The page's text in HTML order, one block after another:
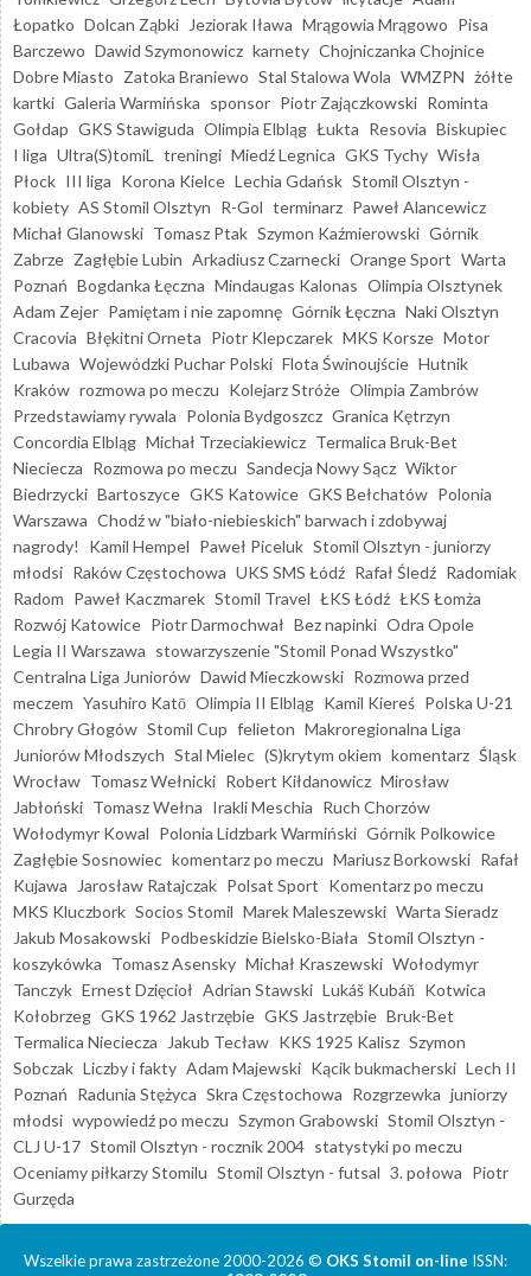
Łopatko Dolcan Ząbki Jeziorak Iława Mrągowia Mrągowo Pisa
Barczewo Dawid Szymonowicz karnety Chojniczanka Chojnice
Dobre Miasto Zatoka Braniewo Stal Stalowa Wola WMZPN żółte
kartki Galeria Warmińska sponsor Piotr Zajączkowski Rominta
Gołdap GKS Stawiguda Olimpia Elbląg Łukta Resovia Biskupiec
I liga Ultra(S)tomiL treningi Miedź Legnica GKS Tychy Wisła
Płock III liga Korona Kielce Lechia Gdańsk Stomil Olsztyn -
kobiety AS Stomil Olsztyn R-Gol terminarz Paweł Alancewicz
Michał Glanowski Tomasz Ptak Szymon Kaźmierowski Górnik
Zabrze Zagłębie Lubin Arkadiusz Czarnecki Orange Sport Warta
Poznań Bogdanka Łęczna Mindaugas Kalonas Olimpia Olsztynek
Adam Zejer Pamiętam i nie zapomnę Górnik Łęczna Naki Olsztyn
Cracovia Błękitni Orneta Piotr Klepczarek MKS Korsze Motor
Lubawa Wojewódzki Puchar Polski Flota Świnoujście Hutnik
Kraków rozmowa po meczu Kolejarz Stróże Olimpia Zambrów
Przedstawiamy rywala Polonia Bydgoszcz Granica Kętrzyn
Concordia Elbląg Michał Trzeciakiewicz Termalica Bruk-Bet
Nieciecza Rozmowa po meczu Sandecja Nowy Sącz Wiktor
Biedrzycki Bartoszyce GKS Katowice GKS Bełchatów Polonia
Warszawa Chodź w "biało-niebieskich" barwach i zdobywaj
nagrody!
Kamil Hempel Paweł Piceluk Stomil Olsztyn - juniorzy
młodsi Raków Częstochowa UKS SMS Łódź Rafał Śledź Radomiak
Radom Paweł Kaczmarek Stomil Travel ŁKS Łódź ŁKS Łomża
Rozwój Katowice Piotr Darmochwał Bez napinki Odra Opole
Legia II Warszawa stowarzyszenie "Stomil Ponad Wszystko"
Centralna Liga Juniorów Dawid Mieczkowski Rozmowa przed
meczem Yasuhiro Katō Olimpia II Elbląg Kamil Kiereś Polska U-21
Chrobry Głogów Stomil Cup felieton Makroregionalna Liga
Juniorów Młodszych Stal Mielec (S)krytym okiem komentarz Śląsk
Wrocław Tomasz Wełnicki Robert Kiłdanowicz Mirosław
Jabłoński Tomasz Wełna Irakli Meschia Ruch Chorzów
Wołodymyr Kowal Polonia Lidzbark Warmiński Górnik Polkowice
Zagłębie Sosnowiec komentarz po meczu Mariusz Borkowski Rafał
Kujawa
Jarosław Ratajczak Polsat Sport Komentarz po meczu
MKS Kluczbork Socios Stomil Marek Maleszewski Warta Sieradz
Jakub Mosakowski Podbeskidzie Bielsko-Biała Stomil Olsztyn -
koszykówka Tomasz Asensky Michał Kraszewski Wołodymyr
Tanczyk Ernest Dzięcioł Adrian Stawski Lukáš Kubáň Kotwica
Kołobrzeg GKS 1962 Jastrzębie GKS Jastrzębie Bruk-Bet
Termalica Nieciecza
Jakub Tecław KKS 1925 Kalisz Szymon
Sobczak Liczby i fakty Adam Majewski Kącik bukmacherski Lech II
Poznań Radunia Stężyca Skra Częstochowa Rozgrzewka juniorzy
młodsi wypowiedź po meczu Szymon Grabowski Stomil Olsztyn -
CLJ U-17 Stomil Olsztyn - rocznik 2004 statystyki po meczu
Oceniamy piłkarzy Stomilu Stomil Olsztyn - futsal 3. połowa Piotr
Gurzęda
Wszelkie prawa zastrzeżone 2000-2026 © OKS Stomil on-line ISSN: